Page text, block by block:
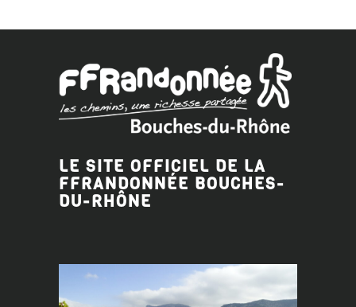
LE SITE OFFICIEL DE LA
FFRANDONNÉE BOUCHES-
DU-RHÔNE